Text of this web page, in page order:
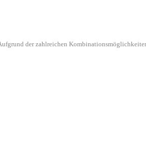
der zahlreichen